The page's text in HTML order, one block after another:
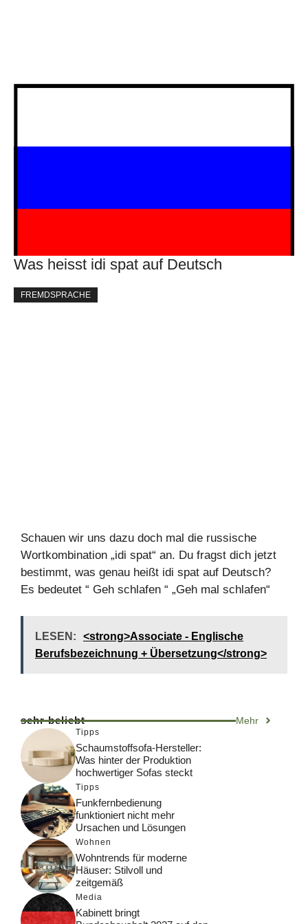
Was heisst idi spat auf Deutsch
FREMDSPRACHE
Schauen wir uns dazu doch mal die russische
Wortkombination „idi spat“ an. Du fragst dich jetzt
bestimmt, was genau heißt idi spat auf Deutsch?
Es bedeutet “ Geh schlafen “ „Geh mal schlafen“
LESEN:
<strong>Associate - Englische
Berufsbezeichnung + Übersetzung</strong>
sehr beliebt Mehr
Tipps
Schaumstoffsofa-Hersteller:
Was hinter der Produktion
hochwertiger Sofas steckt
Tipps
Funkfernbedienung
funktioniert nicht mehr
Ursachen und Lösungen
Wohnen
Wohntrends für moderne
Häuser: Stilvoll und
zeitgemäß
Media
Kabinett bringt